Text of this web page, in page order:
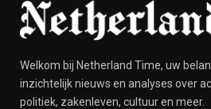
Welkom bij Netherland Time, uw
inzichtelijk nieuws en analyses over
politiek, zakenleven, cultuur en meer.